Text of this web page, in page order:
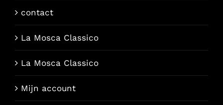
contact
La Mosca Classico
La Mosca Classico
Mijn account